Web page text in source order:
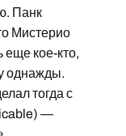
Панк
Мистерио
еще кое-кто,
однажды.
тогда с
—